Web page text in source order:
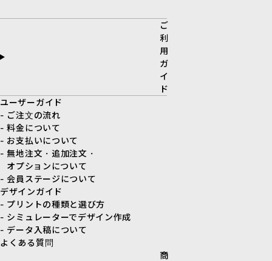
ご
利
用
ガ
イ
ド
ユーザーガイド
- ご注文の流れ
- 料金について
- お支払いについて
- 無地注文・追加注文・
オプションについて
- 会員ステージについて
デザインガイド
- プリントの種類と選び方
- シミュレーターでデザイン作成
- データ入稿について
よくある質問
商